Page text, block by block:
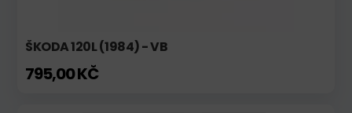
ŠKODA 120L (1984) - VB
795,00 KČ